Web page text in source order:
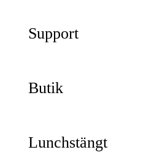
Support
Butik
Lunchstängt